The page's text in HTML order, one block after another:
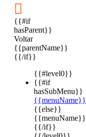

{{#if
hasParent}}
Voltar
{{parentName}}
{{/if}}
{{#level0}}
{{#if
hasSubMenu}}
{{menuName}}
{{else}}
{{menuName}}
{{/if}}